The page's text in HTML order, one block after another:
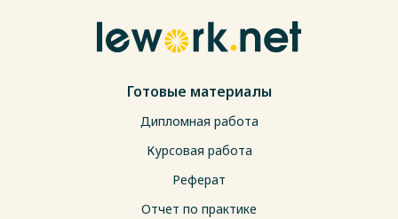
Готовые материалы
Дипломная работа
Курсовая работа
Реферат
Отчет по практике